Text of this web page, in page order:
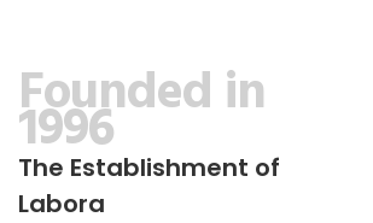
Founded in
1996
The Establishment of
Labora